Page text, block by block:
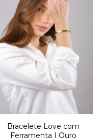
Bracelete Love com
Ferramenta | Ouro